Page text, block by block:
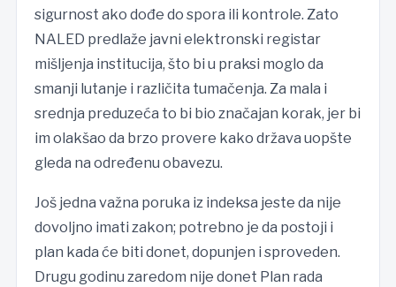
sigurnost ako dođe do spora ili kontrole. Zato
NALED predlaže javni elektronski registar
mišljenja institucija, što bi u praksi moglo da
smanji lutanje i različita tumačenja. Za mala i
srednja preduzeća to bi bio značajan korak, jer bi
im olakšao da brzo provere kako država uopšte
gleda na određenu obavezu.
Još jedna važna poruka iz indeksa jeste da nije
dovoljno imati zakon; potrebno je da postoji i
plan kada će biti donet, dopunjen i sproveden.
Drugu godinu zaredom nije donet Plan rada